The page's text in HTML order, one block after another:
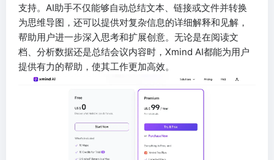
支持。AI助手不仅能够自动总结文本、链接或文件并转换
为思维导图，还可以提供对复杂信息的详细解释和见解，
帮助用户进一步深入思考和扩展创意。无论是在阅读文
档、分析数据还是总结会议内容时，Xmind AI都能为用户
提供有力的帮助，使其工作更加高效。